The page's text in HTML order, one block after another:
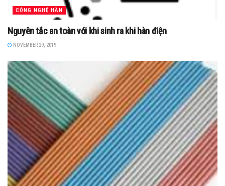
CÔNG NGHỆ HÀN
Nguyên tắc an toàn với khi sinh ra khi hàn điện
NOVEMBER 29, 2019